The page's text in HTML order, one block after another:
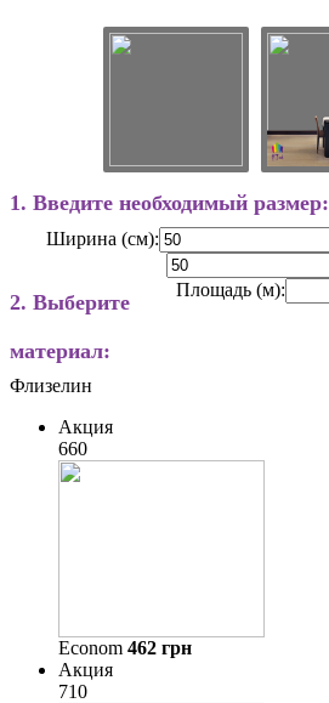
1. Введите необходимый размер:
Ширина (см):
Площадь (м):
2. Выберите
материал:
Флизелин
Акция
660
Econom 462 грн
Акция
710